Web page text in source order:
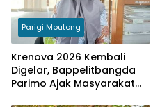
Parigi Moutong
Krenova 2026 Kembali
Digelar, Bappelitbangda
Parimo Ajak Masyarakat